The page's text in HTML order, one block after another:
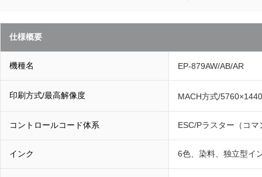
仕様概要
機種名 EP-879AW/AB/AR
印刷方式/最高解像度 MACH方式/
コントロールコード体系 ESC/Pラスター（コ
インク 6色、染料、独立型イ